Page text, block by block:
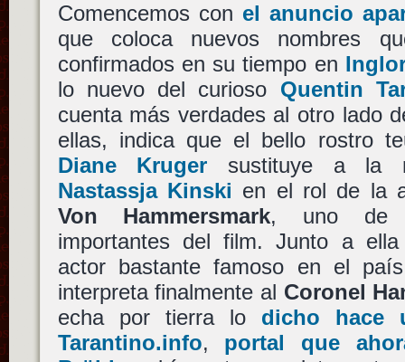
Comencemos con el anuncio
que coloca nuevos nombres
confirmados en su tiempo en
lo nuevo del curioso Quentin
cuenta más verdades al otro lado
ellas, indica que el bello rostro
Diane Kruger sustituye a la
Nastassja Kinski en el rol de la
Von Hammersmark, uno de
importantes del film. Junto a
actor bastante famoso en el
interpreta finalmente al Coronel
echa por tierra lodicho hace
Tarantino.info, portal que